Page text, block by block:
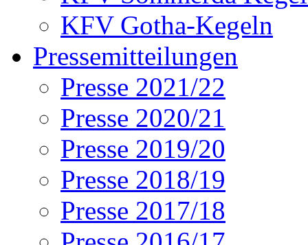
KFV Gotha-Kegeln
Pressemitteilungen
Presse 2021/22
Presse 2020/21
Presse 2019/20
Presse 2018/19
Presse 2017/18